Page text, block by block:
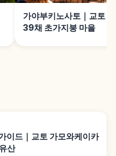
가야부키노사토｜교토
39채 초가지붕 마을
이드｜교토 가모와케이카
산